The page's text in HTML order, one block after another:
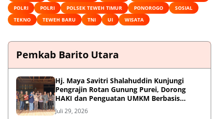
POLRI
POLRI POLSEK TEWEH TIMUR PONOROGO
SOSIAL
TEKNO
TEWEH BARU TNI UI WISATA
Pemkab Barito Utara
Hj. Maya Savitri Shalahuddin Kunjungi
Pengrajin Rotan Gunung Purei, Dorong
HAKI dan Penguatan UMKM Berbasis
Kearifan Lokal
Juli 29, 2026